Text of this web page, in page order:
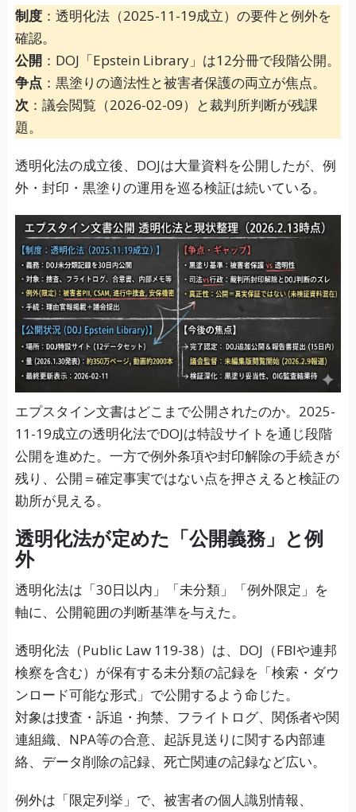
制度：透明化法（2025-11-19成立）の要件と例外を
確認。
公開：DOJ「Epstein Library」は12分冊で段階公開。
争点 ：黒塗りの適法性と被害者保護の両立が焦点。
次 ：議会閲覧（2026-02-09）と裁判所判断が残課
題。
透明化法の成立後、DOJは大量資料を公開したが、例
外・封印・黒塗りの運用を巡る検証は続いている。
エプスタイン文書はどこまで公開されたのか。2025-
11-19成立の透明化法でDOJは特設サイトを通じ段階
公開を進めた。一方で例外条項や封印解除の手続きが
残り、公開＝確定事実ではない点を押さえると検証の
勘所が見える。
透明化法が定めた「公開義務」と例
外
透明化法は「30日以内」「未分類」「例外限定」を
軸に、公開範囲の判断基準を与えた。
透明化法（Public Law 119-38）は、DOJ（FBIや連邦
検察を含む）が保有する未分類の記録を「検索・ダウ
ンロード可能な形式」で公開するよう命じた。
対象は捜査・訴追・拘禁、フライトログ、関係者や関
連組織、NPA等の合意、起訴見送りに関する内部連
絡、データ削除の記録、死亡関連の記録など広い。
例外は「限定列挙」で、被害者の個人識別情報、